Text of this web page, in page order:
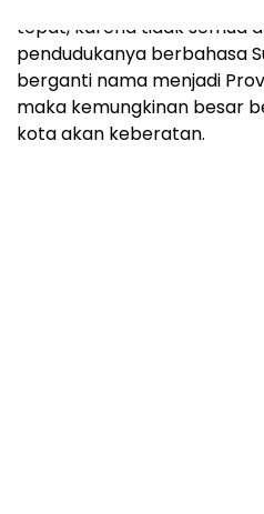
tepat, karena tidak semua
pendudukanya berbahasa
berganti nama menjadi
maka kemungkinan besar
kota akan keberatan.